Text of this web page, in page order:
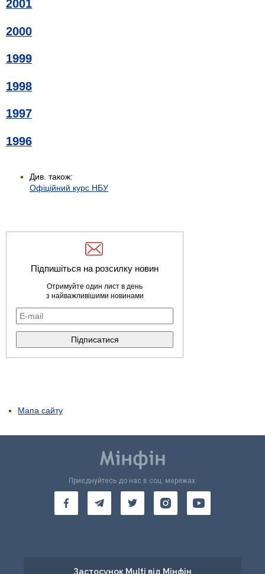
2001
2000
1999
1998
1997
1996
Див. також:
Офіційний курс НБУ
Підпишіться на розсилку новин
Отримуйте один лист в день
з найважливішими новинами
Мапа сайту
Приєднуйтесь до нас в соц. мережах:
Застосунок Multi від Мінфін